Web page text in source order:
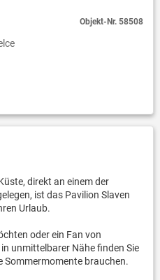
Objekt-Nr.58508
direkt an einem der
ist das Pavilion Slaven
Urlaub.
oder ein Fan von
unmittelbarer Nähe finden Sie
Sommermomente brauchen.